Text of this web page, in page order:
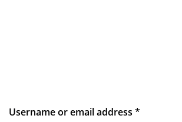
Username or email address *